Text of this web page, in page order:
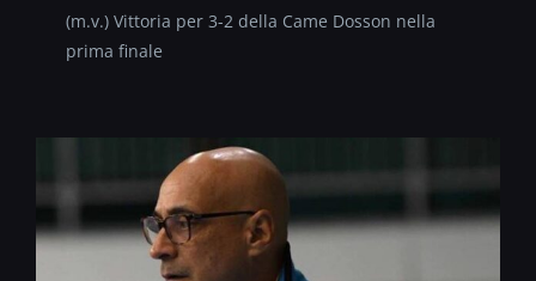
(m.v.) Vittoria per 3-2 della Came Dosson nella
prima finale